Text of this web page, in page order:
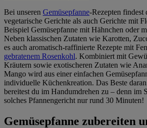
Bei unseren Gemüsepfanne-Rezepten findest
vegetarische Gerichte als auch Gerichte mit
Beispiel Gemüsepfanne mit Hähnchen oder
Neben klassischen Zutaten wie Karotten,
es auch aromatisch-raffinierte Rezepte mit
gebratenem Rosenkohl. Kombiniert mit
Kräutern sowie exotischeren Zutaten wie
Mango wird aus einer einfachen
individuelle Küchenkreation. Das Beste
bereitest du im Handumdrehen zu – denn im
solches Pfannengericht nur rund 30 Minuten!
Gemüsepfanne zubereiten